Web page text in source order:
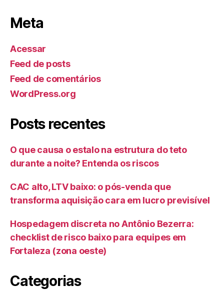
Meta
Acessar
Feed de posts
Feed de comentários
WordPress.org
Posts recentes
O que causa o estalo na estrutura do teto
durante a noite? Entenda os riscos
CAC alto, LTV baixo: o pós-venda que
transforma aquisição cara em lucro previsível
Hospedagem discreta no Antônio Bezerra:
checklist de risco baixo para equipes em
Fortaleza (zona oeste)
Categorias